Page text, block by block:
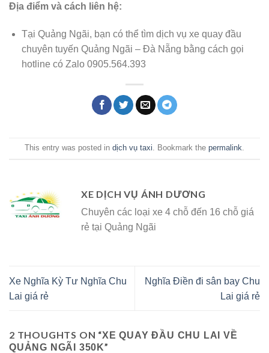
Địa điểm và cách liên hệ:
Tại Quảng Ngãi, bạn có thể tìm dịch vụ xe quay đầu
chuyên tuyến Quảng Ngãi – Đà Nẵng bằng cách gọi
hotline có Zalo 0905.564.393
This entry was posted in dịch vụ taxi . Bookmark the permalink
XE DỊCH VỤ ÁNH DƯƠNG
Chuyên các loại xe 4 chỗ đến 16 chỗ giá
rẻ tại Quảng Ngãi
Xe Nghĩa Kỳ Tư Nghĩa Chu
Lai giá rẻ
Nghĩa Điền đi sân bay Chu
Lai giá rẻ
2 THOUGHTS ON “XE QUAY ĐẦU CHU LAI VỀ
QUẢNG NGÃI 350K”